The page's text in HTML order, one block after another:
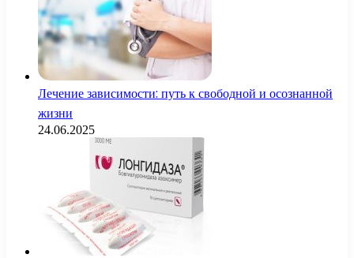
Лечение зависимости: путь к свободной и осознанной
жизни
24.06.2025